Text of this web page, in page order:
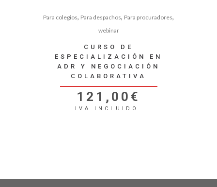
Para colegios, Para despachos, Para procuradores,
webinar
CURSO DE
ESPECIALIZACIÓN EN
ADR Y NEGOCIACIÓN
COLABORATIVA
121,00 €
IVA INCLUIDO.